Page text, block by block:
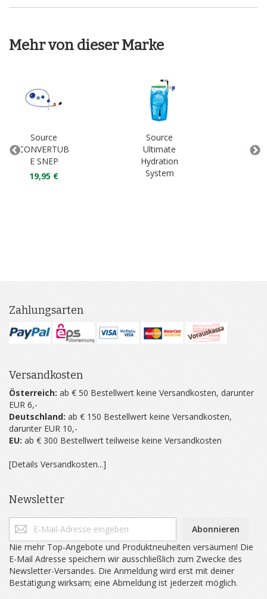
Mehr von dieser Marke
Source
CONVERTUB
E SNEP
19,95 €
Source
Ultimate
Hydration
System
Zahlungsarten
Versandkosten
Österreich: ab € 50 Bestellwert keine Versandkosten, darunter
EUR 6,-
Deutschland: ab € 150 Bestellwert keine Versandkosten,
darunter EUR 10,-
EU: ab € 300 Bestellwert teilweise keine Versandkosten
[Details Versandkosten...]
Newsletter
Abonnieren
Nie mehr Top-Angebote und Produktneuheiten versäumen! Die
E-Mail Adresse speichern wir ausschließlich zum Zwecke des
Newsletter-Versandes. Die Anmeldung wird erst mit deiner
Bestätigung wirksam; eine Abmeldung ist jederzeit möglich.